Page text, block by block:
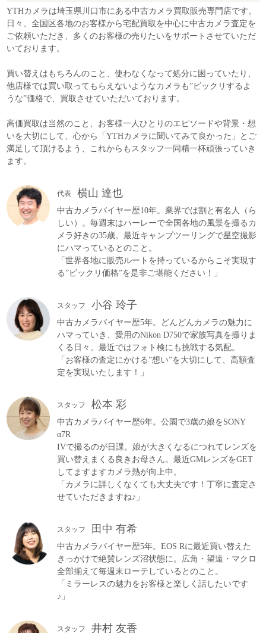
YTHカメラは埼玉県川口市にある中古カメラ買取販売専門店です。
日々、全国区各地のお客様から宅配買取を中心に中古カメラ査定を
ご依頼いただき、多くのお客様の売りたいをサポートさせていただ
いております。
買い替えはもちろんのこと、使わなくなって処分に困っていたり、
他店様では買い取ってもらえないようなカメラも”ビックリするよ
うな”価格で、買取させていただいております。
高価買取は当然のこと、お客様一人ひとりのエピソードや背景・想
いを大切にして、心から「YTHカメラに聞いてみて良かった」とご
満足して頂けるよう、これからもスタッフ一同精一杯頑張っていき
ます。
代表 横山 達也
中古カメラバイヤー歴10年。業界では割と有名人（ら
しい）。毎週末はハーレーで全国各地の風景を撮るカ
メラ好きの35歳。最近キャンプツーリングで星空撮影
にハマっているとのこと。
「世界各地に販売ルートを持っているからこそ実現す
る”ビックリ価格”を是非ご堪能ください！」
スタッフ 小谷 玲子
中古カメラバイヤー歴5年。どんどんカメラの魅力に
ハマっていき、愛用のNikon D750で家族写真を撮りま
くる日々。最近ではフォト検にも挑戦する気配。
「お客様の査定にかける”想い”を大切にして、高額査
定を実現いたします！」
スタッフ 松本 彩
中古カメラバイヤー歴6年。公園で3歳の娘をSONY
α7R
IVで撮るのが日課。娘が大きくなるにつれてレンズを
買い替えまくる良きお母さん。最近GMレンズをGET
してますますカメラ熱が向上中。
「カメラに詳しくなくても大丈夫です！丁寧に査定さ
せていただきますね♪」
スタッフ 田中 有希
中古カメラバイヤー歴5年。EOS Rに最近買い替えた
きっかけで絶賛レンズ沼状態に。広角・望遠・マクロ
全部揃えて毎週末ローテしているとのこと。
「ミラーレスの魅力をお客様と楽しく話したいです
♪」
スタッフ 井村 友香